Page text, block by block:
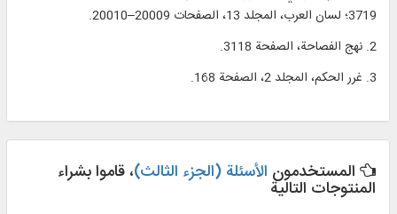
3719؛ لسان العرب، المجلد 13، الصفحات 20009–20010.
2. نهج الفصاحة، الصفحة 3118.
3. غرر الحكم، المجلد 2، الصفحة 168.
المستخدمون الأسئلة (الجزء الثالث)، قاموا بشراء
المنتوجات التالية